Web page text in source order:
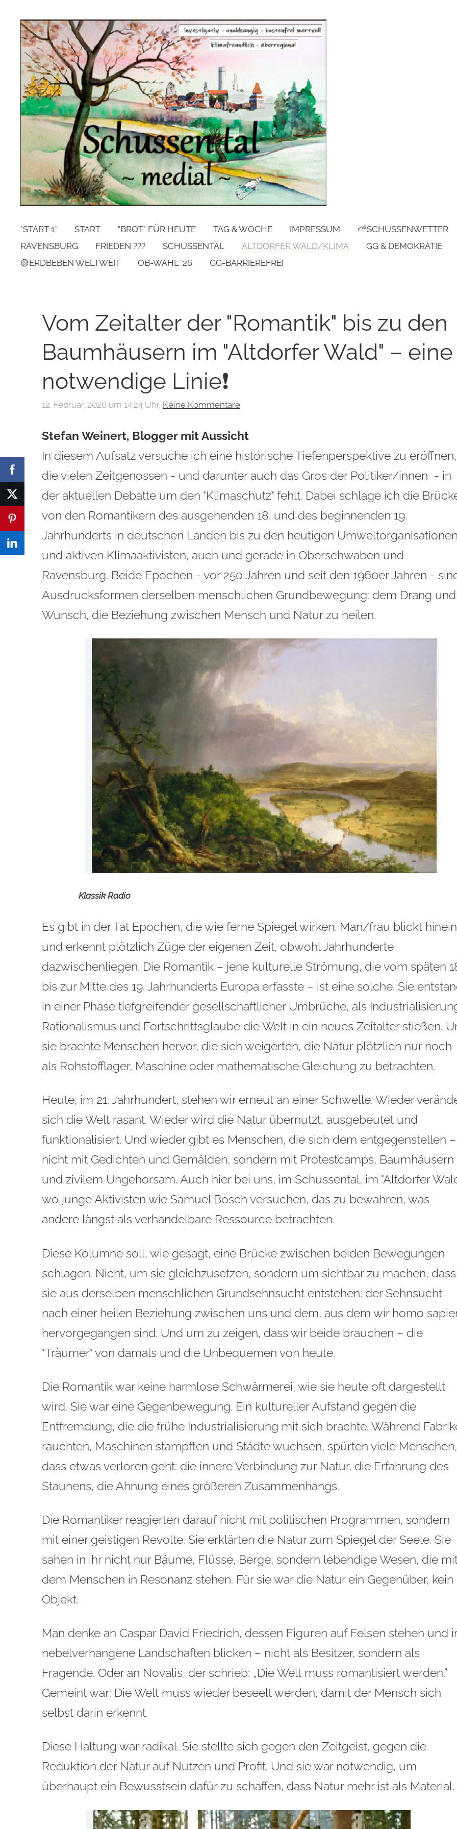
*START 1* START "BROT" FÜR HEUTE TAG & WOCHE IMPRESSUM ⛅SCHUSSENWETTER
RAVENSBURG
FRIEDEN ??? SCHUSSENTAL ALTDORFER WALD/KLIMA GG & DEMOKRATIE
🟡ERDBEBEN WELTWEIT
OB-WAHL '26 GG-BARRIEREFREI
Vom Zeitalter der "Romantik" bis zu den
Baumhäusern im "Altdorfer Wald" – eine
notwendige Linie❗
12. Februar, 2026 um 14:24 Uhr, Keine Kommentare
Stefan Weinert, Blogger mit Aussicht
In diesem Aufsatz versuche ich eine historische Tiefenperspektive zu eröffnen,
die vielen Zeitgenossen - und darunter auch das Gros der Politiker/innen - in
der aktuellen Debatte um den "Klimaschutz" fehlt. Dabei schlage ich die
von den Romantikern des ausgehenden 18. und des beginnenden 19.
Jahrhunderts in deutschen Landen bis zu den heutigen Umweltorganisationen
und aktiven Klimaaktivisten, auch und gerade in Oberschwaben und
Ravensburg. Beide Epochen - vor 250 Jahren und seit den 1960er Jahren -
Ausdrucksformen derselben menschlichen Grundbewegung: dem Drang und
Wunsch, die Beziehung zwischen Mensch und Natur zu heilen.
Klassik Radio
Es gibt in der Tat Epochen, die wie ferne Spiegel wirken. Man/frau blickt hinein
und erkennt plötzlich Züge der eigenen Zeit, obwohl Jahrhunderte
dazwischenliegen. Die Romantik – jene kulturelle Strömung, die vom späten
bis zur Mitte des 19. Jahrhunderts Europa erfasste – ist eine solche. Sie
in einer Phase tiefgreifender gesellschaftlicher Umbrüche, als
Rationalismus und Fortschrittsglaube die Welt in ein neues Zeitalter stießen.
sie brachte Menschen hervor, die sich weigerten, die Natur plötzlich nur noch
als Rohstofflager, Maschine oder mathematische Gleichung zu betrachten.
Heute, im 21. Jahrhundert, stehen wir erneut an einer Schwelle. Wieder
sich die Welt rasant. Wieder wird die Natur übernutzt, ausgebeutet und
funktionalisiert. Und wieder gibt es Menschen, die sich dem entgegenstellen –
nicht mit Gedichten und Gemälden, sondern mit Protestcamps, Baumhäusern
und zivilem Ungehorsam. Auch hier bei uns, im Schussental, im "Altdorfer
wo junge Aktivisten wie Samuel Bosch versuchen, das zu bewahren, was
andere längst als verhandelbare Ressource betrachten.
Diese Kolumne soll, wie gesagt, eine Brücke zwischen beiden Bewegungen
schlagen. Nicht, um sie gleichzusetzen, sondern um sichtbar zu machen, dass
sie aus derselben menschlichen Grundsehnsucht entstehen: der Sehnsucht
nach einer heilen Beziehung zwischen uns und dem, aus dem wir homo
hervorgegangen sind. Und um zu zeigen, dass wir beide brauchen – die
"Träumer" von damals und die Unbequemen von heute.
Die Romantik war keine harmlose Schwärmerei, wie sie heute oft dargestellt
wird. Sie war eine Gegenbewegung. Ein kultureller Aufstand gegen die
Entfremdung, die die frühe Industrialisierung mit sich brachte. Während
rauchten, Maschinen stampften und Städte wuchsen, spürten viele Menschen,
dass etwas verloren geht: die innere Verbindung zur Natur, die Erfahrung des
Staunens, die Ahnung eines größeren Zusammenhangs.
Die Romantiker reagierten darauf nicht mit politischen Programmen, sondern
mit einer geistigen Revolte. Sie erklärten die Natur zum Spiegel der Seele. Sie
sahen in ihr nicht nur Bäume, Flüsse, Berge, sondern lebendige Wesen, die
dem Menschen in Resonanz stehen. Für sie war die Natur ein Gegenüber, kein
Objekt.
Man denke an Caspar David Friedrich, dessen Figuren auf Felsen stehen und
nebelverhangene Landschaften blicken – nicht als Besitzer, sondern als
Fragende. Oder an Novalis, der schrieb: „Die Welt muss romantisiert werden.“
Gemeint war: Die Welt muss wieder beseelt werden, damit der Mensch sich
selbst darin erkennt.
Diese Haltung war radikal. Sie stellte sich gegen den Zeitgeist, gegen die
Reduktion der Natur auf Nutzen und Profit. Und sie war notwendig, um
überhaupt ein Bewusstsein dafür zu schaffen, dass Natur mehr ist als Material.